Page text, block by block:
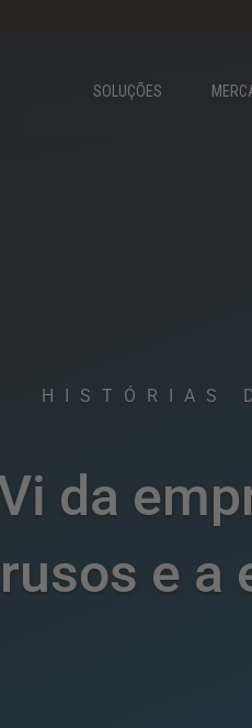
SOLUÇÕES
HISTÓRIAS
da
e a